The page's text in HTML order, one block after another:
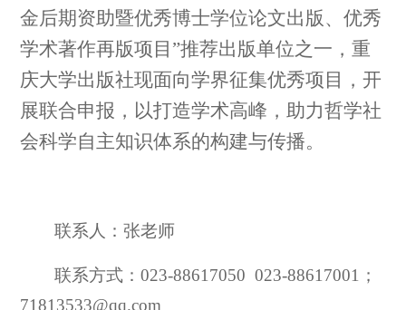
金后期资助暨优秀博士学位论文出版、优秀
学术著作再版项目 ”推荐出版单位之一，重
庆大学出版社现面向学界征集优秀项目，开
展联合申报，以打造学术高峰，助力哲学社
会科学自主知识体系的构建与传播。
联系人：张老师
联系方式： 023-88617050 023-88617001；
71813533@qq.com